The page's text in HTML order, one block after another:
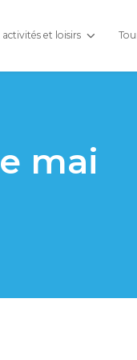
et loisirs
mai